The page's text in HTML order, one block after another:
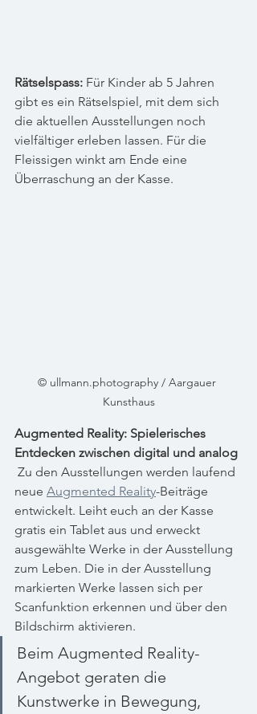
Rätselspass: Für Kinder ab 5 Jahren
gibt es ein Rätselspiel, mit dem sich
die aktuellen Ausstellungen noch
vielfältiger erleben lassen. Für die
Fleissigen winkt am Ende eine
Überraschung an der Kasse.
© ullmann.photography / Aargauer
Kunsthaus
Augmented Reality: Spielerisches
Entdecken zwischen digital und analog
neue Augmented Reality-Beiträge
entwickelt. Leiht euch an der Kasse
gratis ein Tablet aus und erweckt
ausgewählte Werke in der Ausstellung
zum Leben. Die in der Ausstellung
markierten Werke lassen sich per
Scanfunktion erkennen und über den
Bildschirm aktivieren.
Beim Augmented Reality-
Angebot geraten die
Kunstwerke in Bewegung,